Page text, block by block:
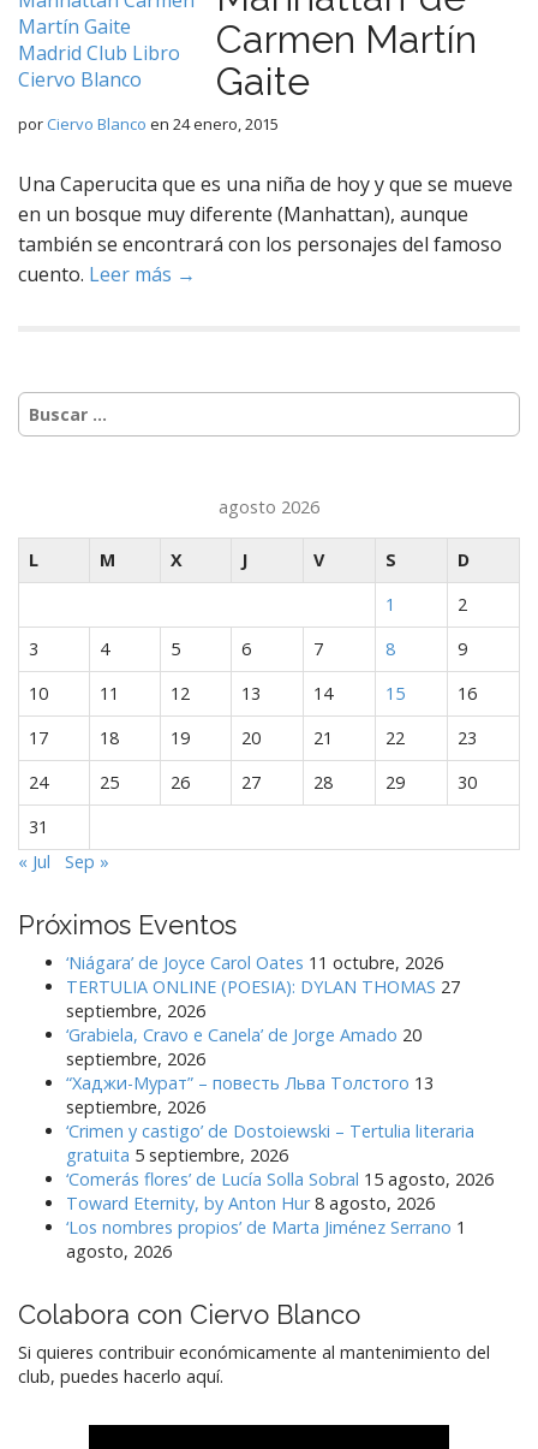
Carmen Martín
Gaite
por Ciervo Blanco en 24 enero, 2015
Una Caperucita que es una niña de hoy y que se mueve
en un bosque muy diferente (Manhattan), aunque
también se encontrará con los personajes del famoso
cuento. Leer más →
Buscar:
agosto 2026
L M X J V S
D
1
2
3
4 5 6 7 8
9
10
11 12 13 14 15
16
17
18 19 20 21 22
23
24
25 26 27 28 29
30
31
« Jul
Sep »
Próximos Eventos
‘Niágara’ de Joyce Carol Oates 11 octubre, 2026
TERTULIA ONLINE (POESIA): DYLAN THOMAS 27
septiembre, 2026
‘Grabiela, Cravo e Canela’ de Jorge Amado 20
septiembre, 2026
“Хаджи-Мурат” – повесть Льва Толстого 13
septiembre, 2026
‘Crimen y castigo’ de Dostoiewski – Tertulia literaria
gratuita 5 septiembre, 2026
‘Comerás flores’ de Lucía Solla Sobral 15 agosto, 2026
Toward Eternity, by Anton Hur 8 agosto, 2026
‘Los nombres propios’ de Marta Jiménez Serrano 1
agosto, 2026
Colabora con Ciervo Blanco
Si quieres contribuir económicamente al mantenimiento del
club, puedes hacerlo aquí.